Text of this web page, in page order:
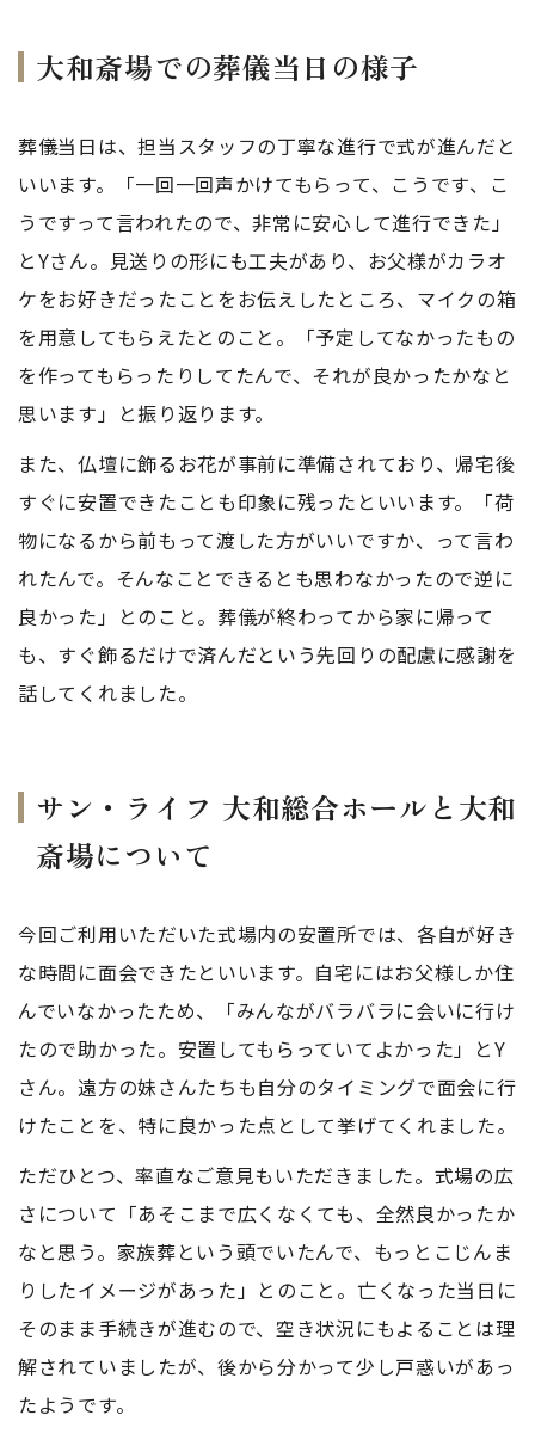
大和斎場での葬儀当日の様子
葬儀当日は、担当スタッフの丁寧な進行で式が進んだと
いいます。「一回一回声かけてもらって、こうです、こ
うですって言われたので、非常に安心して進行できた」
とYさん。見送りの形にも工夫があり、お父様がカラオ
ケをお好きだったことをお伝えしたところ、マイクの箱
を用意してもらえたとのこと。「予定してなかったもの
を作ってもらったりしてたんで、それが良かったかなと
思います」と振り返ります。
また、仏壇に飾るお花が事前に準備されており、帰宅後
すぐに安置できたことも印象に残ったといいます。「荷
物になるから前もって渡した方がいいですか、って言わ
れたんで。そんなことできるとも思わなかったので逆に
良かった」とのこと。葬儀が終わってから家に帰って
も、すぐ飾るだけで済んだという先回りの配慮に感謝を
話してくれました。
サン・ライフ 大和総合ホールと大和
斎場について
今回ご利用いただいた式場内の安置所では、各自が好き
な時間に面会できたといいます。自宅にはお父様しか住
んでいなかったため、「みんながバラバラに会いに行け
たので助かった。安置してもらっていてよかった」とY
さん。遠方の妹さんたちも自分のタイミングで面会に行
けたことを、特に良かった点として挙げてくれました。
ただひとつ、率直なご意見もいただきました。式場の広
さについて「あそこまで広くなくても、全然良かったか
なと思う。家族葬という頭でいたんで、もっとこじんま
りしたイメージがあった」とのこと。亡くなった当日に
そのまま手続きが進むので、空き状況にもよることは理
解されていましたが、後から分かって少し戸惑いがあっ
たようです。